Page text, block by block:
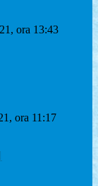
ora 13:43
ora 11:17